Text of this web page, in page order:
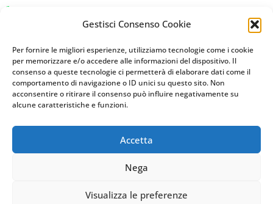
Gestisci Consenso Cookie
Per fornire le migliori esperienze, utilizziamo tecnologie come i cookie
per memorizzare e/o accedere alle informazioni del dispositivo. Il
consenso a queste tecnologie ci permetterà di elaborare dati come il
comportamento di navigazione o ID unici su questo sito. Non
acconsentire o ritirare il consenso può influire negativamente su
alcune caratteristiche e funzioni.
Accetta
Nega
Visualizza le preferenze
chiavicodificate@gmail.com
Privacy Policy
Cookie Policy
MAPS
CHIAMA ORA